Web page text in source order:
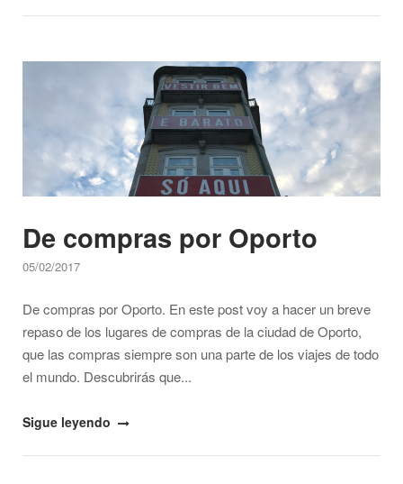
Open post
De compras por Oporto
05/02/2017
De compras por Oporto. En este post voy a hacer un breve
repaso de los lugares de compras de la ciudad de Oporto,
que las compras siempre son una parte de los viajes de todo
el mundo. Descubrirás que...
"De
Sigue leyendo